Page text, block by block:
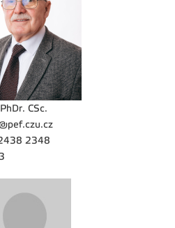
CSc.
2348